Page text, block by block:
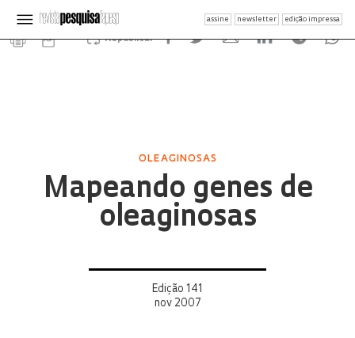
assine newsletter edição impressa
Republicar
OLEAGINOSAS
Mapeando genes de
oleaginosas
Edição 141
nov 2007